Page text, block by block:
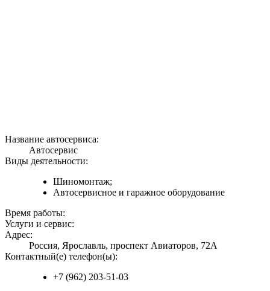
Название автосервиса:
Автосервис
Виды деятельности:
Шиномонтаж;
Автосервисное и гаражное оборудование
Время работы:
Услуги и сервис:
Адрес:
Россия, Ярославль, проспект Авиаторов, 72А
Контактный(е) телефон(ы):
+7 (962) 203-51-03